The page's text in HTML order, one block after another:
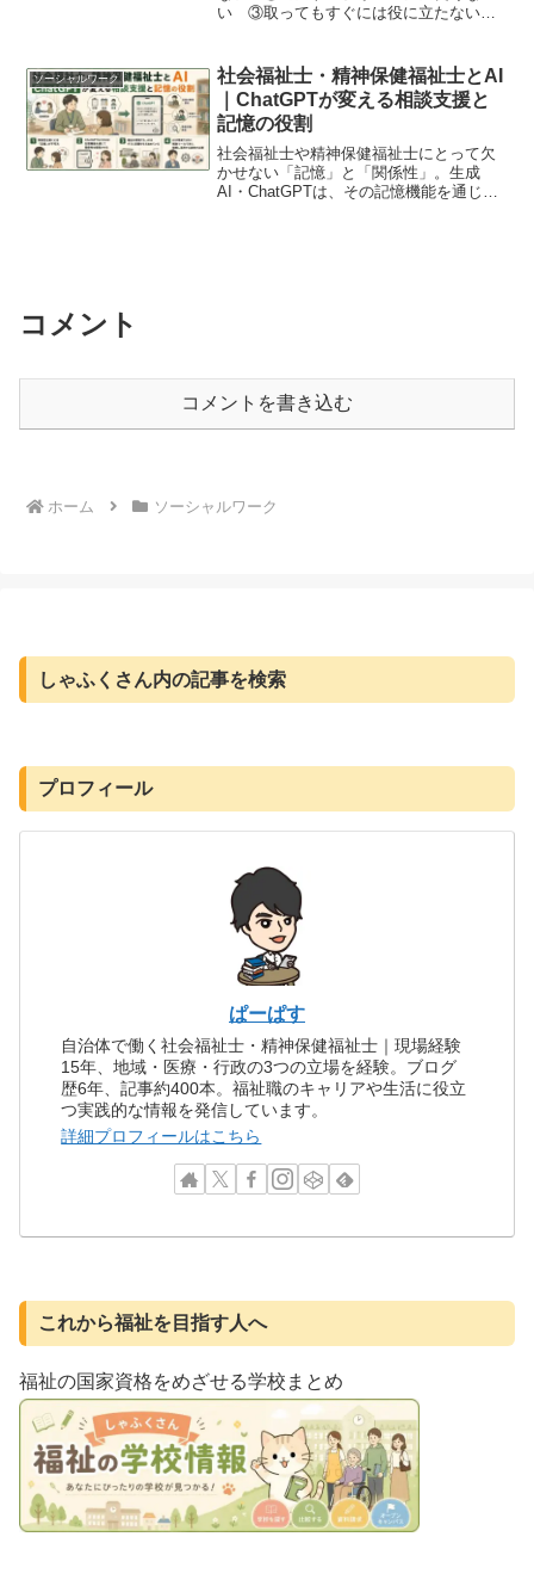
い ③取ってもすぐには役に立たない
命』 ⑥人の気持ちをあつかう感情労
働 ⑦なくても働ける職場あり
ソーシャルワーク
社会福祉士・精神保健福祉士とAI
｜ChatGPTが変える相談支援と
記憶の役割
社会福祉士や精神保健福祉士にとって欠
かせない「記憶」と「関係性」。生成
AI・ChatGPTは、その記憶機能を通じて
コメント
コメントを書き込む
ホーム ソーシャルワーク
しゃふくさん内の記事を検索
プロフィール
ぱーぱす
自治体で働く社会福祉士・精神保健福祉士｜現場経験
15年、地域・医療・行政の3つの立場を経験。ブログ
歴6年、記事約400本。福祉職のキャリアや生活に役立
つ実践的な情報を発信しています。
詳細プロフィールはこちら
これから福祉を目指す人へ
福祉の国家資格をめざせる学校まとめ